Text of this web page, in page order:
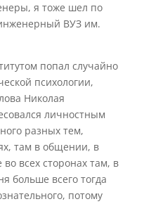
я тоже шел по
ВУЗ им.
попал случайно
психологии,
Николая
личностным
разных тем,
там в общении, в
всех сторонах там, в
больше всего тогда
потому